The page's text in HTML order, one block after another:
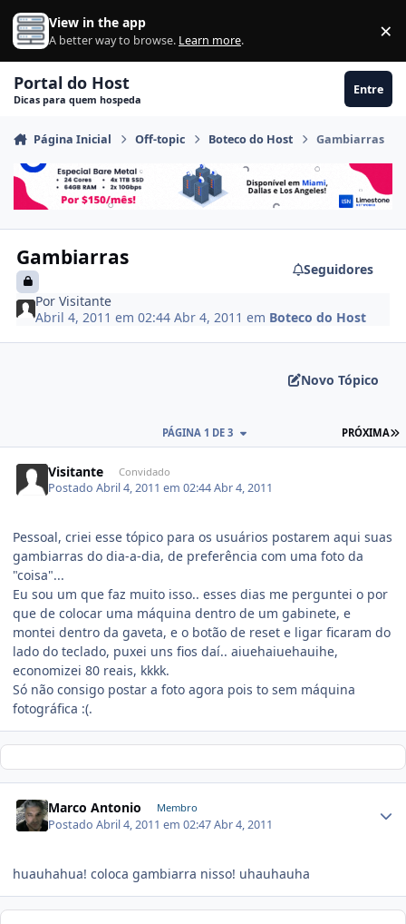
Ir para conteúdo
View in the app
A better way to browse. Learn more. ×
Portal do Host
Dicas para quem hospeda
Entre
Página Inicial Off-topic Boteco do Host Gambiarras
Gambiarras
Seguidores
PorVisitante
Abril 4, 2011 em 02:44Abr 4, 2011 em Boteco do Host
Novo Tópico
PRÓXIMA
PÁGINA 1 DE 3
Visitante Convidado
PostadoAbril 4, 2011 em 02:44Abr 4, 2011
Pessoal, criei esse tópico para os usuários postarem aqui suas
gambiarras do dia-a-dia, de preferência com uma foto da
"coisa"...
Eu sou um que faz muito isso.. esses dias me perguntei o por
que de colocar uma máquina dentro de um gabinete, e
montei dentro da gaveta, e o botão de reset e ligar ficaram do
lado do teclado, puxei uns fios daí.. aiuehaiuehauihe,
economizei 80 reais, kkkk.
Só não consigo postar a foto agora pois to sem máquina
fotográfica :(.
Marco Antonio Membro
PostadoAbril 4, 2011 em 02:47Abr 4, 2011
huauhahua! coloca gambiarra nisso! uhauhauha